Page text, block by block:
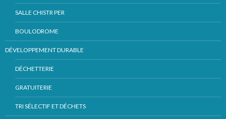
SALLE CHISTR PER
BOULODROME
DÉVELOPPEMENT DURABLE
DÉCHETTERIE
GRATUITERIE
TRI SÉLECTIF ET DÉCHETS